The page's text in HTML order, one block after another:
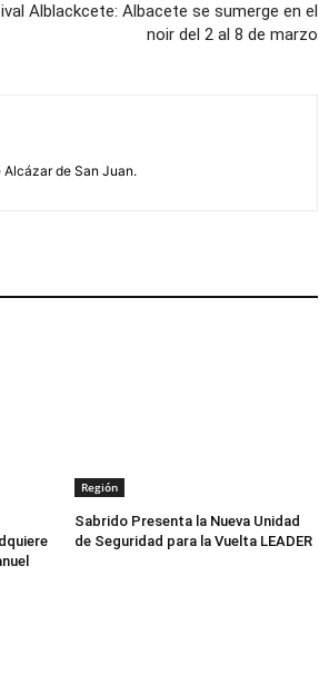
Alblackcete: Albacete se sumerge en el
noir del 2 al 8 de marzo
de San Juan.
Región
Sabrido Presenta la Nueva Unidad
de Seguridad para la Vuelta LEADER